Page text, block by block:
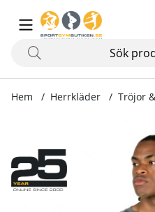
Hem Herrkläder Tröjor